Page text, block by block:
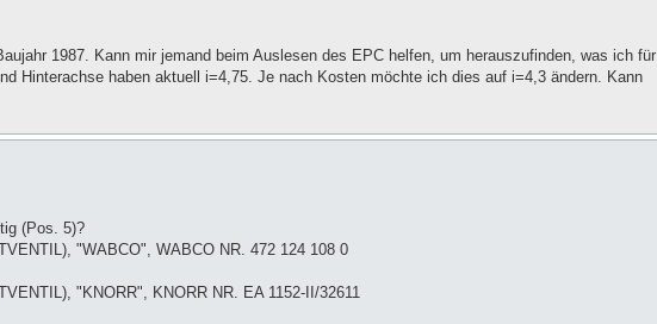
1987. Kann mir jemand beim Auslesen des EPC helfen, um herauszufinden, was ich für
Hinterachse haben aktuell i=4,75. Je nach Kosten möchte ich dies auf i=4,3 ändern. Kann
(Pos. 5)?
"WABCO", WABCO NR. 472 124 108 0
"KNORR", KNORR NR. EA 1152-II/32611